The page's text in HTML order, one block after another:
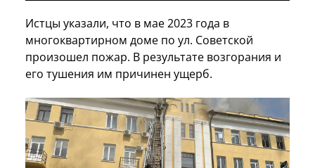
Истцы указали, что в мае 2023 года в
многоквартирном доме по ул. Советской
произошел пожар. В результате возгорания и
его тушения им причинен ущерб.